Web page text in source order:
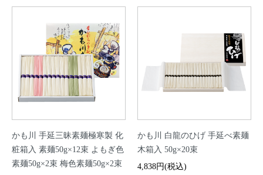
かも川 手延三昧素麺極寒製 化
粧箱入 素麺50g×12束 よもぎ色
素麺50g×2束 梅色素麺50g×2束
かも川 白龍のひげ 手延べ素麺
木箱入 50g×20束
4,838円(税込)